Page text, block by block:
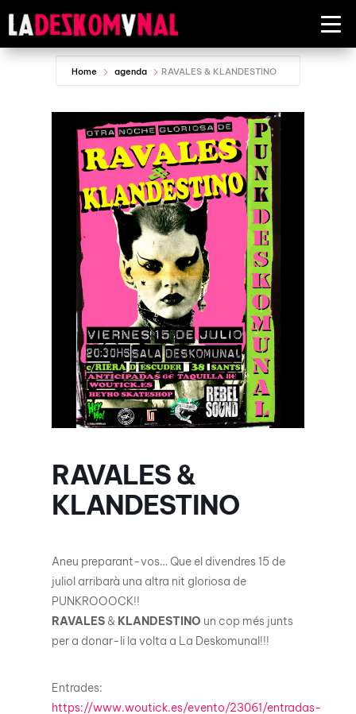
Home agenda RAVALES & KLANDESTINO
RAVALES &
KLANDESTINO
Aneu preparant-vos… Que el divendres 15 de
juliol arribarà una altra nit gloriosa de
PUNKROOOCK!!
RAVALES& KLANDESTINO un cop més junts
per a donar-li la volta a La Deskomunal!!!
Entrades:
https://www.woutick.es/evento/23061/entradas-